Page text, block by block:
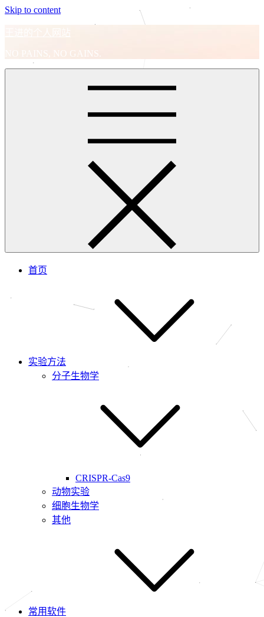
Skip to content
王进的个人网站
NO PAINS, NO GAINS.
首页
实验方法
分子生物学
CRISPR-Cas9
动物实验
细胞生物学
其他
常用软件